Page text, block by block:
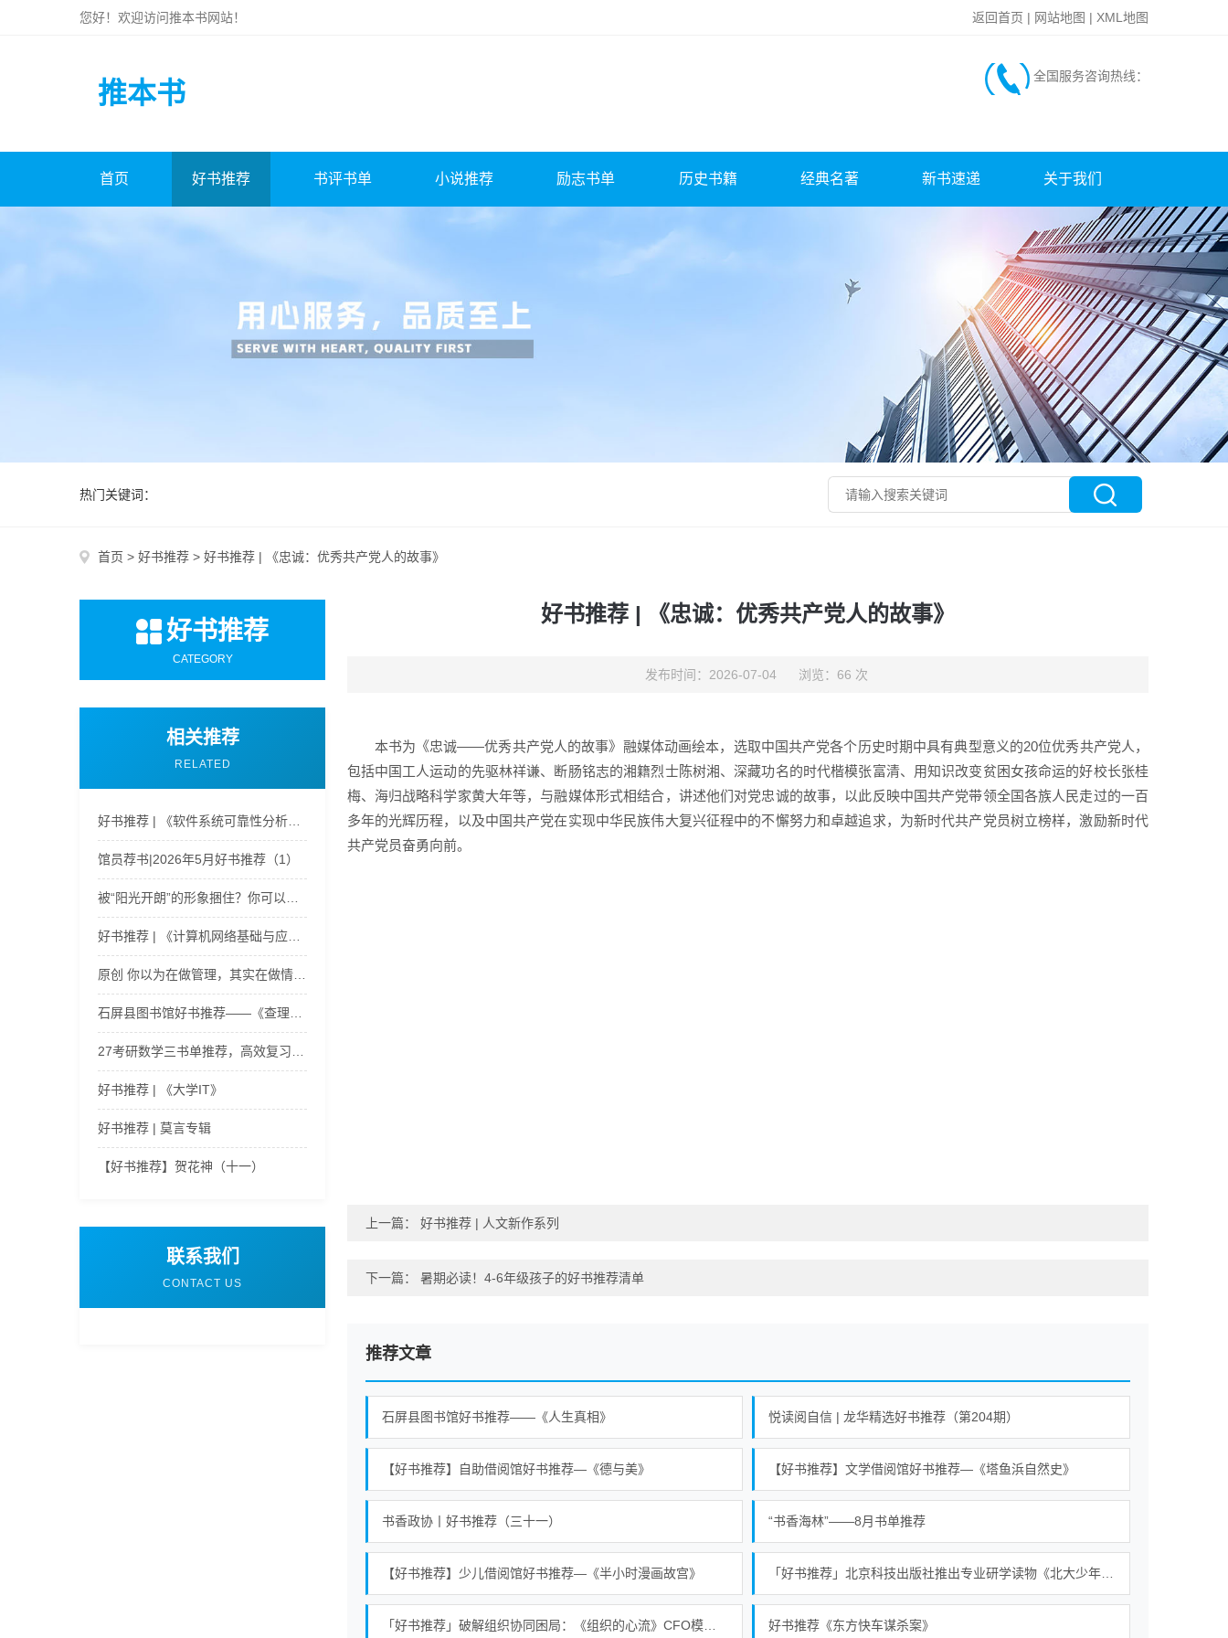
您好！欢迎访问推本书网站！ 返回首页 | 网站地图 | XML地图
推本书
全国服务咨询热线：
首页 好书推荐 书评书单 小说推荐 励志书单 历史书籍 经典名著 新书速递 关于我们
热门关键词：
首页 > 好书推荐 > 好书推荐 | 《忠诚：优秀共产党人的故事》
好书推荐
CATEGORY
相关推荐
RELATED
馆员荐书|2026年5月好书推荐（1）
好书推荐 | 《大学IT》
好书推荐 | 莫言专辑
【好书推荐】贺花神（十一）
联系我们
CONTACT US
好书推荐 | 《忠诚：优秀共产党人的故事》
发布时间：2026-07-04 浏览：66 次
本书为《忠诚——优秀共产党人的故事》融媒体动画绘本，选取中国共产党各个历史时期中具有典型意义的20位优秀共产党人，
包括中国工人运动的先驱林祥谦、断肠铭志的湘籍烈士陈树湘、深藏功名的时代楷模张富清、用知识改变贫困女孩命运的好校长张桂
梅、海归战略科学家黄大年等，与融媒体形式相结合，讲述他们对党忠诚的故事，以此反映中国共产党带领全国各族人民走过的一百
多年的光辉历程，以及中国共产党在实现中华民族伟大复兴征程中的不懈努力和卓越追求，为新时代共产党员树立榜样，激励新时代
共产党员奋勇向前。
上一篇： 好书推荐 | 人文新作系列
下一篇： 暑期必读！4-6年级孩子的好书推荐清单
推荐文章
石屏县图书馆好书推荐——《人生真相》 悦读阅自信 | 龙华精选好书推荐（第204期）
【好书推荐】自助借阅馆好书推荐—《德与美》 【好书推荐】文学借阅馆好书推荐—《塔鱼浜自然史》
书香政协丨好书推荐（三十一） “书香海林”——8月书单推荐
【好书推荐】少儿借阅馆好书推荐—《半小时漫画故宫》
「好书推荐」破解组织协同困局：《组织的心流》CFO模型的治理启示 好书推荐《东方快车谋杀案》